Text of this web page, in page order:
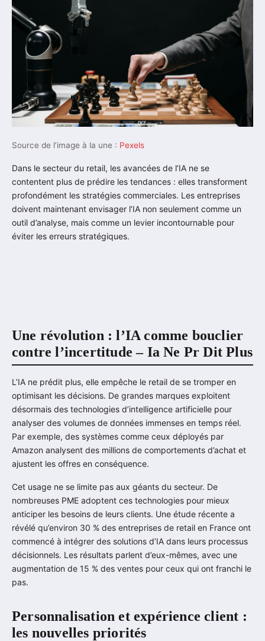
Source de l’image à la une : Pexels
Dans le secteur du retail, les avancées de l’IA ne se
contentent plus de prédire les tendances : elles transforment
profondément les stratégies commerciales. Les entreprises
doivent maintenant envisager l’IA non seulement comme un
outil d’analyse, mais comme un levier incontournable pour
éviter les erreurs stratégiques.
Une révolution : l’IA comme bouclier
contre l’incertitude – Ia Ne Pr Dit Plus
L’IA ne prédit plus, elle empêche le retail de se tromper en
optimisant les décisions. De grandes marques exploitent
désormais des technologies d’intelligence artificielle pour
analyser des volumes de données immenses en temps réel.
Par exemple, des systèmes comme ceux déployés par
Amazon analysent des millions de comportements d’achat et
ajustent les offres en conséquence.
Cet usage ne se limite pas aux géants du secteur. De
nombreuses PME adoptent ces technologies pour mieux
anticiper les besoins de leurs clients. Une étude récente a
révélé qu’environ 30 % des entreprises de retail en France ont
commencé à intégrer des solutions d’IA dans leurs processus
décisionnels. Les résultats parlent d’eux-mêmes, avec une
augmentation de 15 % des ventes pour ceux qui ont franchi le
pas.
Personnalisation et expérience client :
les nouvelles priorités